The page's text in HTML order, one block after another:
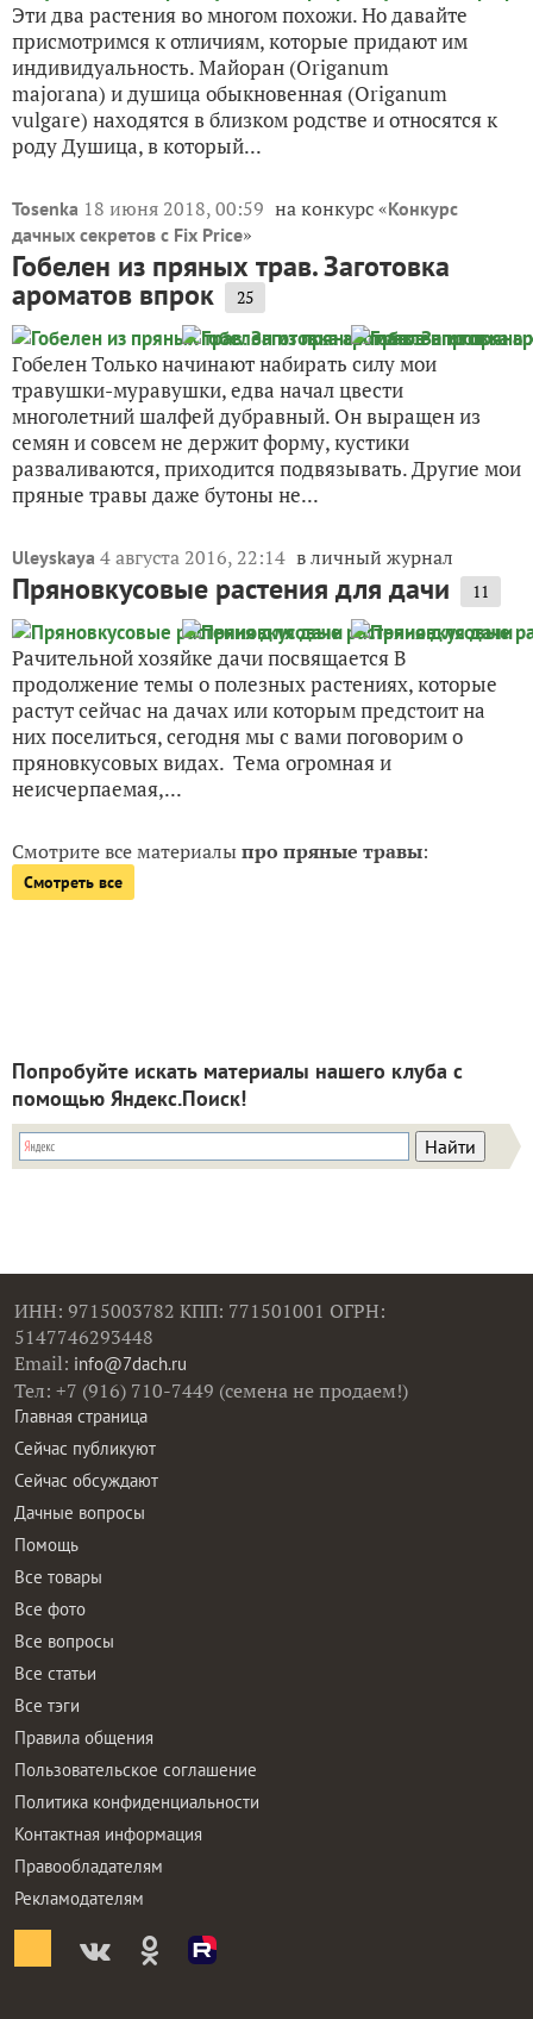
Эти два растения во многом похожи. Но давайте
присмотримся к отличиям, которые придают им
индивидуальность. Майоран (Origanum
majorana) и душица обыкновенная (Origanum
vulgare) находятся в близком родстве и относятся к
роду Душица, в который...
Tosenka 18 июня 2018, 00:59 на конкурс «Конкурс
дачных секретов с Fix Price»
Гобелен из пряных трав. Заготовка
ароматов впрок 25
Гобелен Только начинают набирать силу мои
травушки-муравушки, едва начал цвести
многолетний шалфей дубравный. Он выращен из
семян и совсем не держит форму, кустики
разваливаются, приходится подвязывать. Другие мои
пряные травы даже бутоны не...
Uleyskaya 4 августа 2016, 22:14 в личный журнал
Пряновкусовые растения для дачи 11
Рачительной хозяйке дачи посвящается В
продолжение темы о полезных растениях, которые
растут сейчас на дачах или которым предстоит на
них поселиться, сегодня мы с вами поговорим о
пряновкусовых видах. Тема огромная и
неисчерпаемая,...
Смотрите все материалыпро пряные травы:
Смотреть все
Попробуйте искать материалы нашего клуба с
помощью Яндекс.Поиск!
ИНН: 9715003782 КПП: 771501001 ОГРН:
5147746293448
Email: info@7dach.ru
Тел: +7 (916) 710-7449 (семена не продаем!)
Главная страница
Сейчас публикуют
Сейчас обсуждают
Дачные вопросы
Помощь
Все товары
Все фото
Все вопросы
Все статьи
Все тэги
Правила общения
Пользовательское соглашение
Политика конфиденциальности
Контактная информация
Правообладателям
Рекламодателям